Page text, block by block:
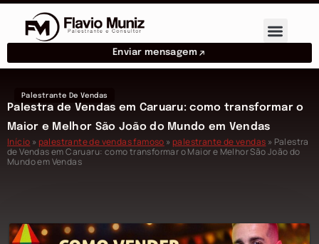
Enviar mensagem
Palestrante De Vendas
Palestra de Vendas em Caruaru: como transformar o
Maior e Melhor São João do Mundo em Vendas
Início »palestrante de vendas famoso »palestrante de vendas » Palestra
de Vendas em Caruaru: como transformar o Maior e Melhor São João do
Mundo em Vendas